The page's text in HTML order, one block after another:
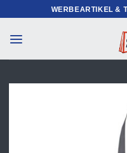
Inhalt
springen
WERBEARTIKEL &